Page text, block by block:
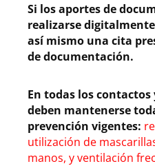
Si los aportes de
realizarse
así mismo una cita
de documentación.
En todas los
deben mantenerse
prevención vigentes:
utilización de
manos, y ventilación